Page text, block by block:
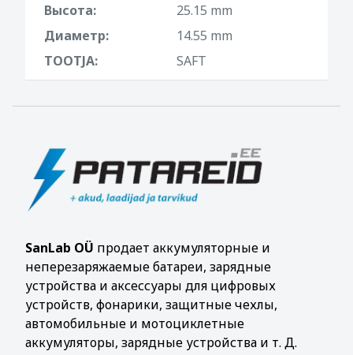
Высота:
25.15 mm
Диаметр:
14.55 mm
TOOTJA:
SAFT
SanLab OÜ продает аккумуляторные и
неперезаряжаемые батареи, зарядные
устройства и аксессуары для цифровых
устройств, фонарики, защитные чехлы,
автомобильные и мотоциклетные
аккумуляторы, зарядные устройства и т. Д.